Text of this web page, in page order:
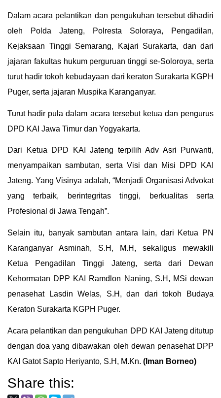
Dalam acara pelantikan dan pengukuhan tersebut dihadiri
oleh Polda Jateng, Polresta Soloraya, Pengadilan,
Kejaksaan Tinggi Semarang, Kajari Surakarta, dan dari
jajaran fakultas hukum perguruan tinggi se-Soloroya, serta
turut hadir tokoh kebudayaan dari keraton Surakarta KGPH
Puger, serta jajaran Muspika Karanganyar.
Turut hadir pula dalam acara tersebut ketua dan pengurus
DPD KAI Jawa Timur dan Yogyakarta.
Dari Ketua DPD KAI Jateng terpilih Adv Asri Purwanti,
menyampaikan sambutan, serta Visi dan Misi DPD KAI
Jateng. Yang Visinya adalah, “Menjadi Organisasi Advokat
yang terbaik, berintegritas tinggi, berkualitas serta
Profesional di Jawa Tengah”.
Selain itu, banyak sambutan antara lain, dari Ketua PN
Karanganyar Asminah, S.H, M.H, sekaligus mewakili
Ketua Pengadilan Tinggi Jateng, serta dari Dewan
Kehormatan DPP KAI Ramdlon Naning, S.H, MSi dewan
penasehat Lasdin Welas, S.H, dan dari tokoh Budaya
Keraton Surakarta KGPH Puger.
Acara pelantikan dan pengukuhan DPD KAI Jateng ditutup
dengan doa yang dibawakan oleh dewan penasehat DPP
KAI Gatot Sapto Heriyanto, S.H, M.Kn. (Iman Borneo)
Share this: